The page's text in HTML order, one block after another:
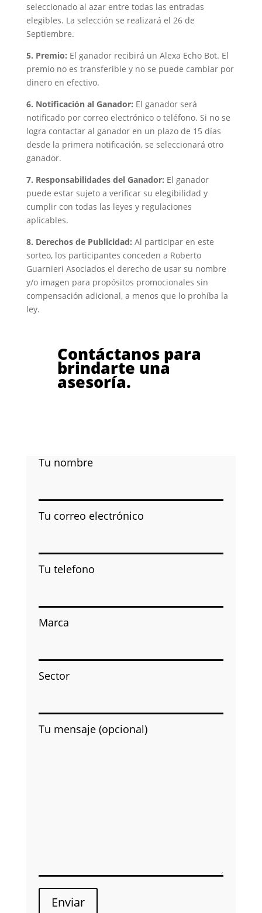
seleccionado al azar entre todas las entradas
elegibles. La selección se realizará el 26 de
Septiembre.
5. Premio: El ganador recibirá un Alexa Echo Bot. El
premio no es transferible y no se puede cambiar por
dinero en efectivo.
6. Notificación al Ganador: El ganador será
notificado por correo electrónico o teléfono. Si no se
logra contactar al ganador en un plazo de 15 días
desde la primera notificación, se seleccionará otro
ganador.
7. Responsabilidades del Ganador: El ganador
puede estar sujeto a verificar su elegibilidad y
cumplir con todas las leyes y regulaciones
aplicables.
8. Derechos de Publicidad: Al participar en este
sorteo, los participantes conceden a Roberto
Guarnieri Asociados el derecho de usar su nombre
y/o imagen para propósitos promocionales sin
compensación adicional, a menos que lo prohíba la
ley.
Contáctanos para
brindarte una
asesoría.
Tu nombre
Tu correo electrónico
Tu telefono
Marca
Sector
Tu mensaje (opcional)
Enviar